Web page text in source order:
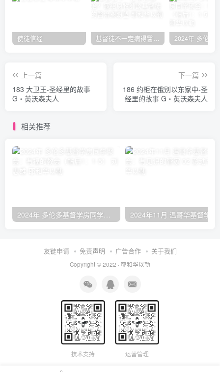
使徒信经 基督徒不一定病得醫治？寇紹恩牧師談基督徒的醫治與盼望
上一篇
183 大卫王-圣经里的故事
G‧英沃森夫人
下一篇
186 约柜在俄别以东家中-圣
经里的故事 G‧英沃森夫人
相关推荐
2024年 多伦多基督学房同学聚会：有福的教会（帖后1：1-5） 刘志雄
友链申请 免责声明 广告合作 关于我们
Copyright © 2022 · 耶和华以勒
技术支持 运营管理